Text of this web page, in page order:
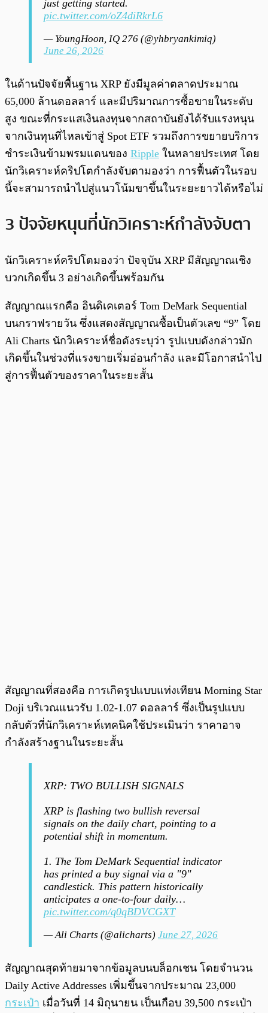
just getting started.
pic.twitter.com/oZ4diRkrL6
— YoungHoon, IQ 276 (@yhbryankimiq)
June 26, 2026
ในด้านปัจจัยพื้นฐาน XRP ยังมีมูลค่าตลาดประมาณ
65,000 ล้านดอลลาร์ และมีปริมาณการซื้อขายในระดับ
สูง ขณะที่กระแสเงินลงทุนจากสถาบันยังได้รับแรงหนุน
จากเงินทุนที่ไหลเข้าสู่ Spot ETF รวมถึงการขยายบริการ
ชำระเงินข้ามพรมแดนของ Ripple ในหลายประเทศ โดย
นักวิเคราะห์คริปโตกำลังจับตามองว่า การฟื้นตัวในรอบ
นี้จะสามารถนำไปสู่แนวโน้มขาขึ้นในระยะยาวได้หรือไม่
3 ปัจจัยหนุนที่นักวิเคราะห์กำลังจับตา
นักวิเคราะห์คริปโตมองว่า ปัจจุบัน XRP มีสัญญาณเชิง
บวกเกิดขึ้น 3 อย่างเกิดขึ้นพร้อมกัน
สัญญาณแรกคือ อินดิเคเตอร์ Tom DeMark Sequential
บนกราฟรายวัน ซึ่งแสดงสัญญาณซื้อเป็นตัวเลข “9” โดย
Ali Charts นักวิเคราะห์ชื่อดังระบุว่า รูปแบบดังกล่าวมัก
เกิดขึ้นในช่วงที่แรงขายเริ่มอ่อนกำลัง และมีโอกาสนำไป
สู่การฟื้นตัวของราคาในระยะสั้น
สัญญาณที่สองคือ การเกิดรูปแบบแท่งเทียน Morning Star
Doji บริเวณแนวรับ 1.02-1.07 ดอลลาร์ ซึ่งเป็นรูปแบบ
กลับตัวที่นักวิเคราะห์เทคนิคใช้ประเมินว่า ราคาอาจ
กำลังสร้างฐานในระยะสั้น
XRP: TWO BULLISH SIGNALS
XRP is flashing two bullish reversal
signals on the daily chart, pointing to a
potential shift in momentum.
1. The Tom DeMark Sequential indicator
has printed a buy signal via a "9"
candlestick. This pattern historically
anticipates a one-to-four daily…
pic.twitter.com/q0qBDVCGXT
— Ali Charts (@alicharts) June 27, 2026
สัญญาณสุดท้ายมาจากข้อมูลบนบล็อกเชน โดยจำนวน
Daily Active Addresses เพิ่มขึ้นจากประมาณ 23,000
กระเป๋า เมื่อวันที่ 14 มิถุนายน เป็นเกือบ 39,500 กระเป๋า